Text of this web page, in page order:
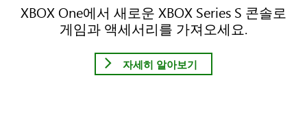
XBOX One에서 새로운 XBOX Series S 콘솔로
게임과 액세서리를 가져오세요.
자세히 알아보기